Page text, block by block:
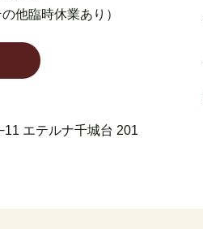
の他臨時休業あり）
エテルナ千城台 201